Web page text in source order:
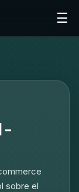
☰
-
sobre el